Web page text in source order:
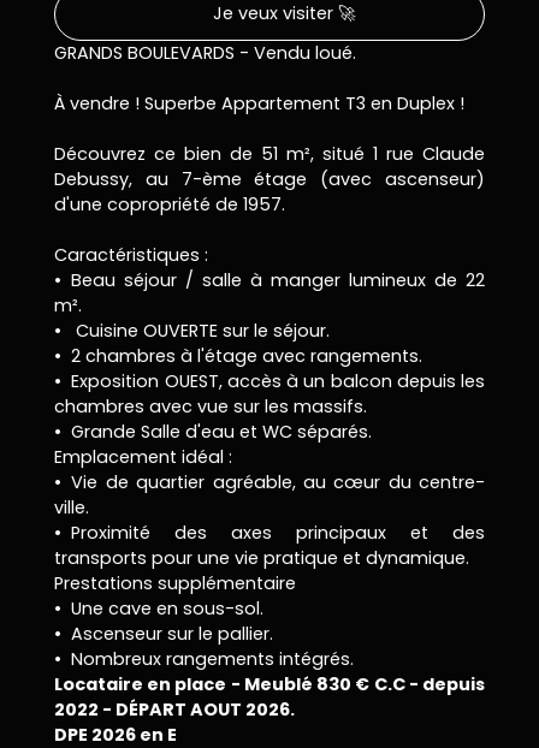
Je veux visiter 🚀
GRANDS BOULEVARDS - Vendu loué.
À vendre ! Superbe Appartement T3 en Duplex !
Découvrez ce bien de 51 m², situé 1 rue Claude
Debussy, au 7-ème étage (avec ascenseur)
d'une copropriété de 1957.
Caractéristiques :
Beau séjour / salle à manger lumineux de 22
m².
Cuisine OUVERTE sur le séjour.
2 chambres à l'étage avec rangements.
Exposition OUEST, accès à un balcon depuis les
chambres avec vue sur les massifs.
Grande Salle d'eau et WC séparés.
Emplacement idéal :
Vie de quartier agréable, au cœur du centre-
ville.
Proximité des axes principaux et des
transports pour une vie pratique et dynamique.
Prestations supplémentaire
Une cave en sous-sol.
Ascenseur sur le pallier.
Nombreux rangements intégrés.
Locataire en place - Meublé 830 € C.C - depuis
2022 - DÉPART AOUT 2026.
DPE 2026 en E